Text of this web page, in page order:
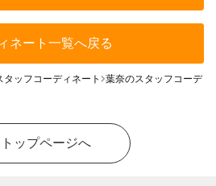
ネート一覧へ戻る
タッフコーディネート 葉奈のスタッフコーディ
トップページへ